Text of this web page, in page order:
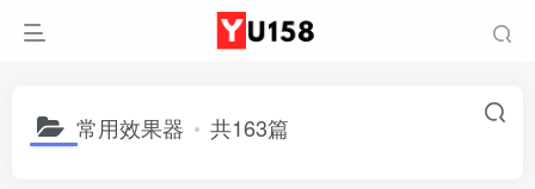
常用效果器 共163篇